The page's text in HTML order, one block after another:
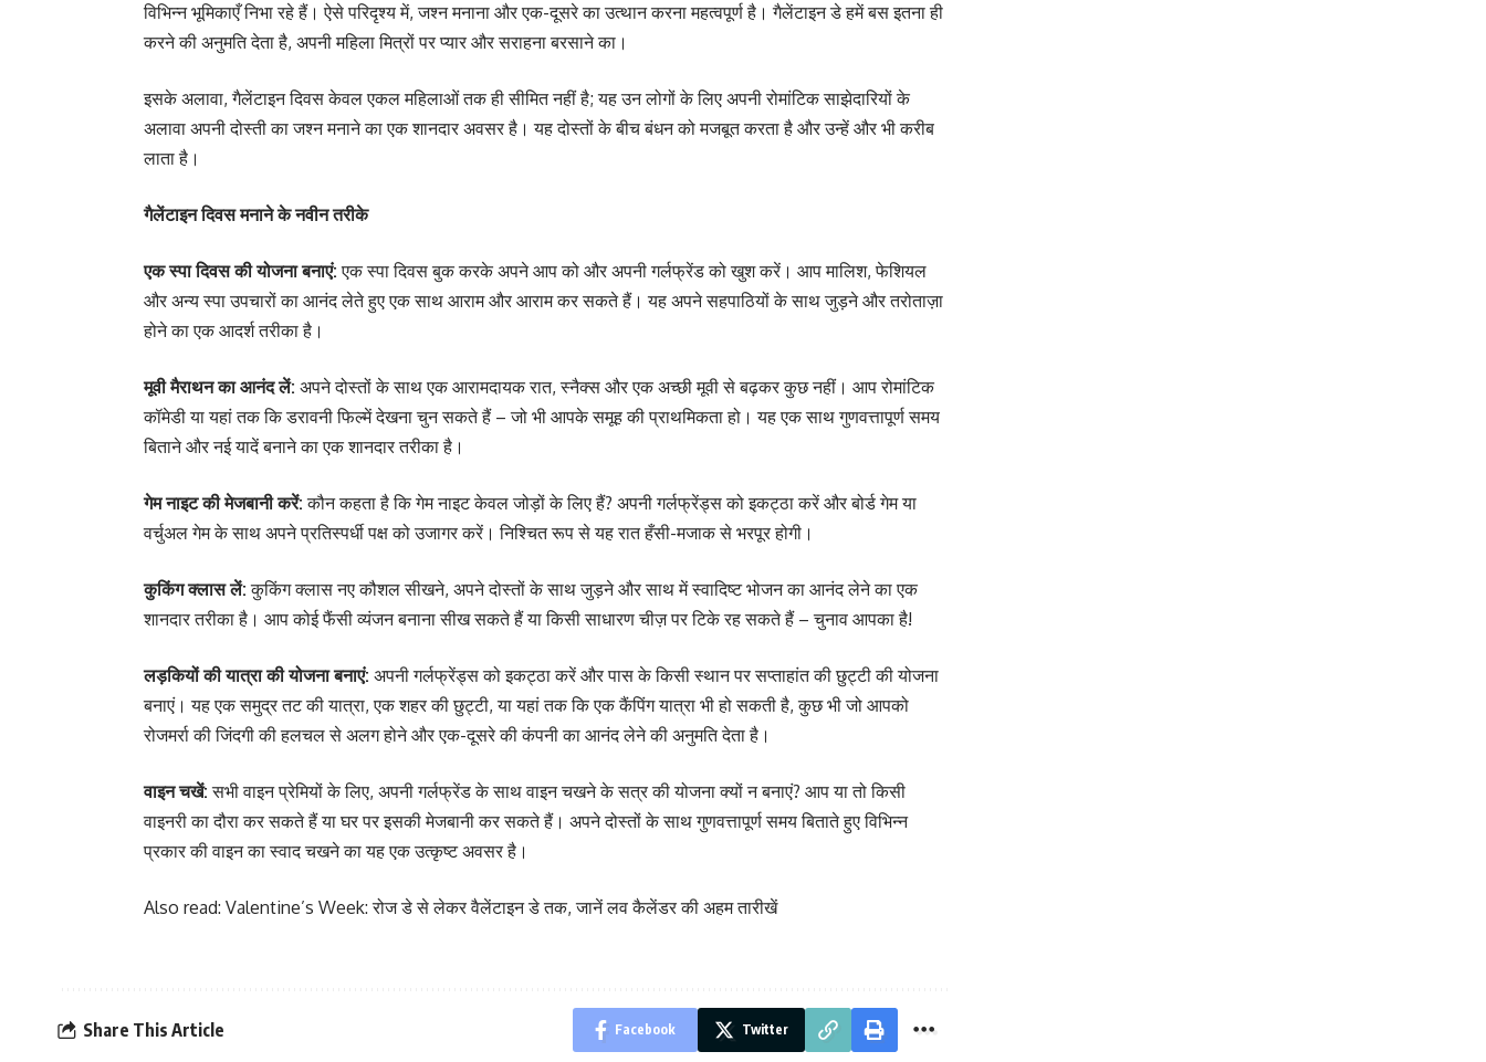
विभिन्न भूमिकाएँ निभा रहे हैं। ऐसे परिदृश्य में, जश्न मनाना और एक-दूसरे का उत्थान करना महत्वपूर्ण है। गैलेंटाइन डे हमें बस इतना ही
करने की अनुमति देता है, अपनी महिला मित्रों पर प्यार और सराहना बरसाने का।
इसके अलावा, गैलेंटाइन दिवस केवल एकल महिलाओं तक ही सीमित नहीं है; यह उन लोगों के लिए अपनी रोमांटिक साझेदारियों के
अलावा अपनी दोस्ती का जश्न मनाने का एक शानदार अवसर है। यह दोस्तों के बीच बंधन को मजबूत करता है और उन्हें और भी करीब
लाता है।
गैलेंटाइन दिवस मनाने के नवीन तरीके
एक स्पा दिवस की योजना बनाएं: एक स्पा दिवस बुक करके अपने आप को और अपनी गर्लफ्रेंड को खुश करें। आप मालिश, फेशियल
और अन्य स्पा उपचारों का आनंद लेते हुए एक साथ आराम और आराम कर सकते हैं। यह अपने सहपाठियों के साथ जुड़ने और तरोताज़ा
होने का एक आदर्श तरीका है।
मूवी मैराथन का आनंद लें: अपने दोस्तों के साथ एक आरामदायक रात, स्नैक्स और एक अच्छी मूवी से बढ़कर कुछ नहीं। आप रोमांटिक
कॉमेडी या यहां तक ​​कि डरावनी फिल्में देखना चुन सकते हैं – जो भी आपके समूह की प्राथमिकता हो। यह एक साथ गुणवत्तापूर्ण समय
बिताने और नई यादें बनाने का एक शानदार तरीका है।
गेम नाइट की मेजबानी करें: कौन कहता है कि गेम नाइट केवल जोड़ों के लिए हैं? अपनी गर्लफ्रेंड्स को इकट्ठा करें और बोर्ड गेम या
वर्चुअल गेम के साथ अपने प्रतिस्पर्धी पक्ष को उजागर करें। निश्चित रूप से यह रात हँसी-मजाक से भरपूर होगी।
कुकिंग क्लास लें: कुकिंग क्लास नए कौशल सीखने, अपने दोस्तों के साथ जुड़ने और साथ में स्वादिष्ट भोजन का आनंद लेने का एक
शानदार तरीका है। आप कोई फैंसी व्यंजन बनाना सीख सकते हैं या किसी साधारण चीज़ पर टिके रह सकते हैं – चुनाव आपका है!
लड़कियों की यात्रा की योजना बनाएं: अपनी गर्लफ्रेंड्स को इकट्ठा करें और पास के किसी स्थान पर सप्ताहांत की छुट्टी की योजना
बनाएं। यह एक समुद्र तट की यात्रा, एक शहर की छुट्टी, या यहां तक ​​कि एक कैंपिंग यात्रा भी हो सकती है, कुछ भी जो आपको
रोजमर्रा की जिंदगी की हलचल से अलग होने और एक-दूसरे की कंपनी का आनंद लेने की अनुमति देता है।
वाइन चखें:सभी वाइन प्रेमियों के लिए, अपनी गर्लफ्रेंड के साथ वाइन चखने के सत्र की योजना क्यों न बनाएं? आप या तो किसी
वाइनरी का दौरा कर सकते हैं या घर पर इसकी मेजबानी कर सकते हैं। अपने दोस्तों के साथ गुणवत्तापूर्ण समय बिताते हुए विभिन्न
प्रकार की वाइन का स्वाद चखने का यह एक उत्कृष्ट अवसर है।
Also read: Valentine’s Week: रोज डे से लेकर वैलेंटाइन डे तक, जानें लव कैलेंडर की अहम तारीखें
Share This Article Facebook Twitter